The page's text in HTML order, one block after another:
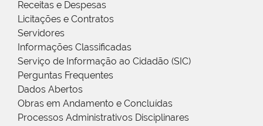
Receitas e Despesas
Licitações e Contratos
Servidores
Informações Classificadas
Serviço de Informação ao Cidadão (SIC)
Perguntas Frequentes
Dados Abertos
Obras em Andamento e Concluídas
Processos Administrativos Disciplinares